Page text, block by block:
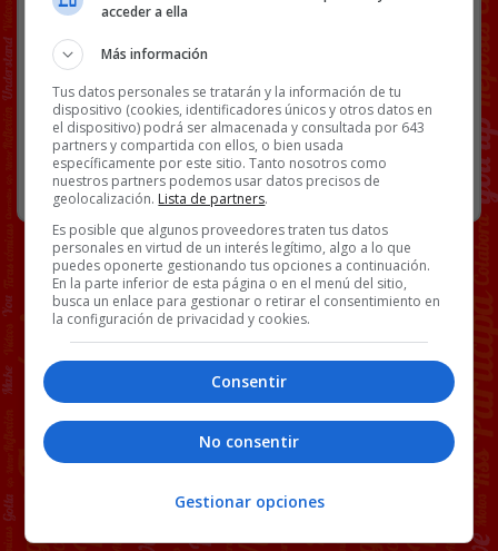
104 COMENTARIOS
RANDOM 30 MARZO, 2025
acceder a ella
Más información
Tus datos personales se tratarán y la información de tu
dispositivo (cookies, identificadores únicos y otros datos en
el dispositivo) podrá ser almacenada y consultada por 643
partners y compartida con ellos, o bien usada
específicamente por este sitio. Tanto nosotros como
nuestros partners podemos usar datos precisos de
geolocalización. Lista de partners.
Es posible que algunos proveedores traten tus datos
personales en virtud de un interés legítimo, algo a lo que
puedes oponerte gestionando tus opciones a continuación.
En la parte inferior de esta página o en el menú del sitio,
busca un enlace para gestionar o retirar el consentimiento en
la configuración de privacidad y cookies.
Consentir
No consentir
Gestionar opciones